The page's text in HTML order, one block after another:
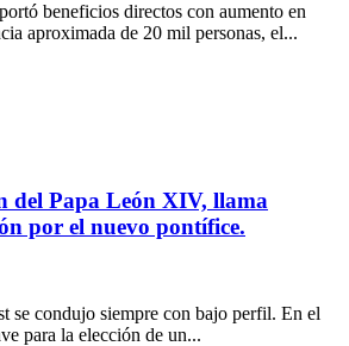
beneficios directos con aumento en
aproximada de 20 mil personas, el...
del Papa León XIV, llama
por el nuevo pontífice.
se condujo siempre con bajo perfil. En el
para la elección de un...